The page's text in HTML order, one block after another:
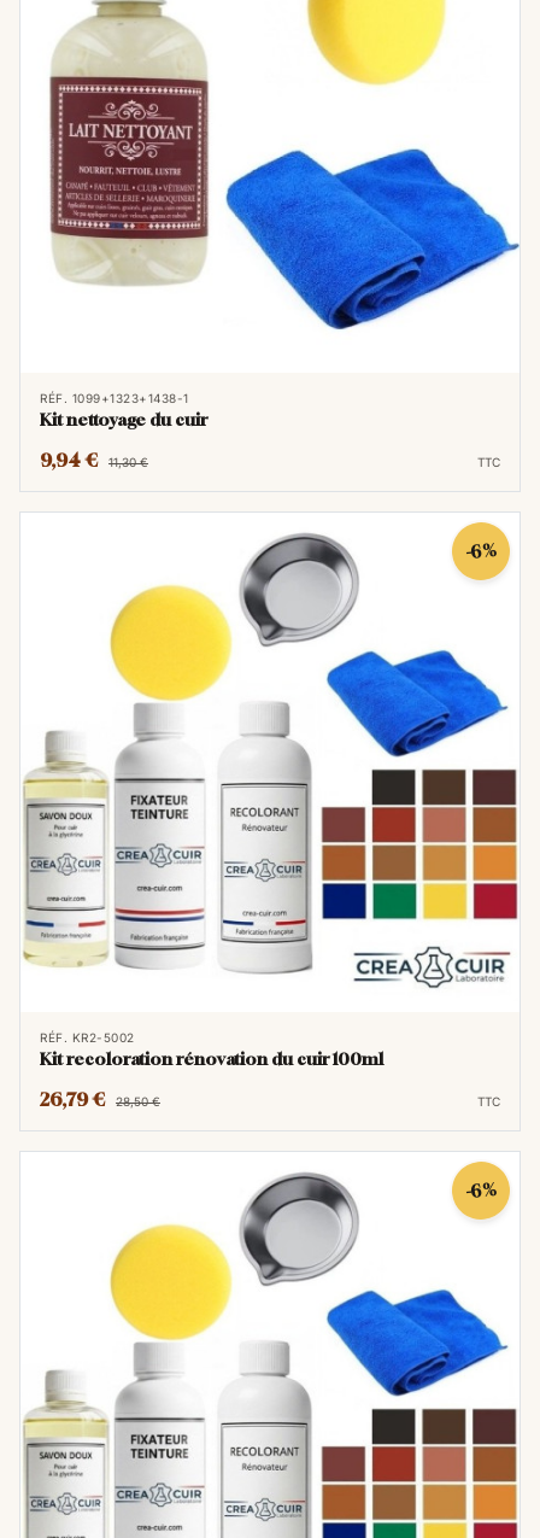
RÉF. 1099+1323+1438-1
Kit nettoyage du cuir
9,94 € 11,30 € TTC
-6%
RÉF. KR2-5002
Kit recoloration rénovation du cuir 100ml
26,79 € 28,50 € TTC
-6%